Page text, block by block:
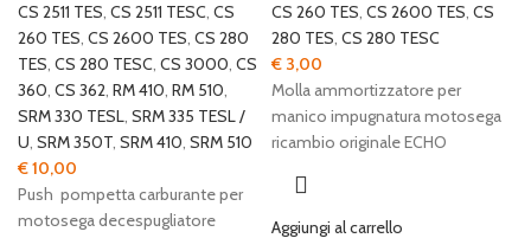
CS 2511 TES, CS 2511 TESC, CS
260 TES, CS 2600 TES, CS 280
TES, CS 280 TESC, CS 3000, CS
360, CS 362, RM 410, RM 510,
SRM 330 TESL, SRM 335 TESL /
U, SRM 350T, SRM 410, SRM 510
€10,00
Push pompetta carburante per
motosega decespugliatore
CS 260 TES, CS 2600 TES, CS
280 TES, CS 280 TESC
€ 3,00
Molla ammortizzatore per
manico impugnatura motosega
ricambio originale ECHO
Aggiungi al carrello